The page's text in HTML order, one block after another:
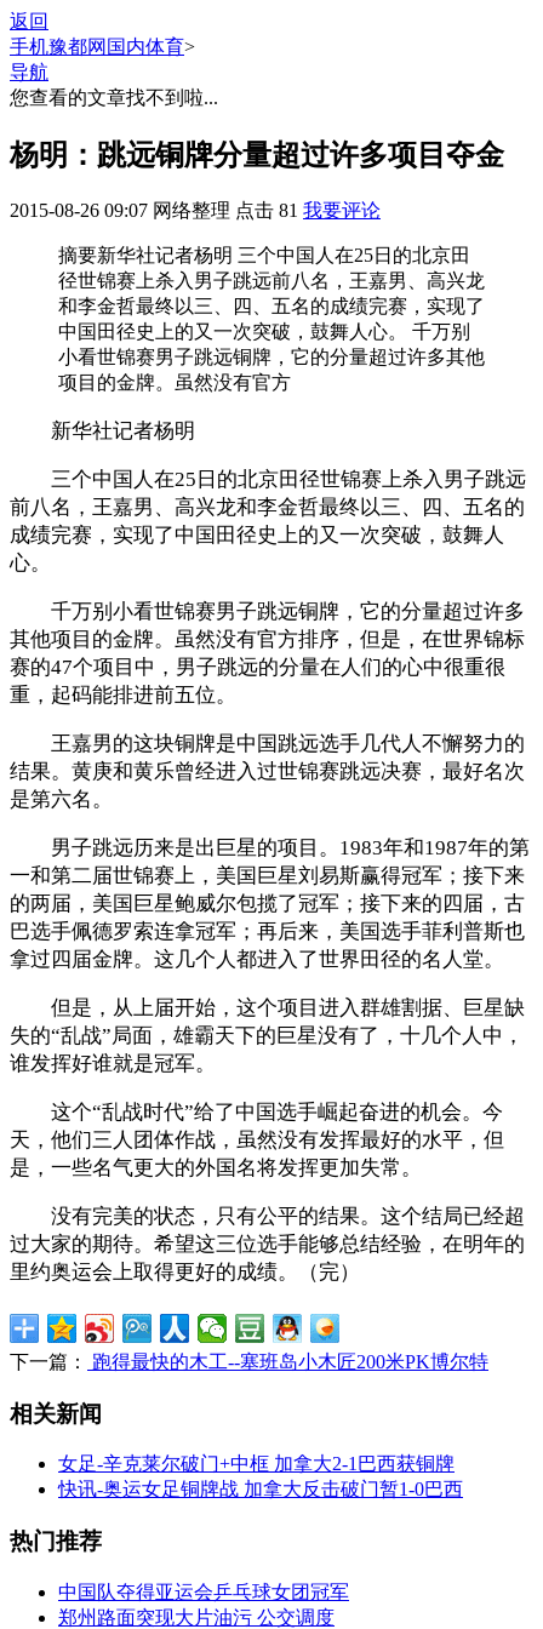
返回
手机豫都网 国内体育>
导航
您查看的文章找不到啦...
杨明：跳远铜牌分量超过许多项目夺金
2015-08-26 09:07 网络整理 点击 81 我要评论
摘要新华社记者杨明 三个中国人在25日的北京田
径世锦赛上杀入男子跳远前八名，王嘉男、高兴龙
和李金哲最终以三、四、五名的成绩完赛，实现了
中国田径史上的又一次突破，鼓舞人心。 千万别
小看世锦赛男子跳远铜牌，它的分量超过许多其他
项目的金牌。虽然没有官方
新华社记者杨明
三个中国人在25日的北京田径世锦赛上杀入男子跳远
前八名，王嘉男、高兴龙和李金哲最终以三、四、五名的
成绩完赛，实现了中国田径史上的又一次突破，鼓舞人
心。
千万别小看世锦赛男子跳远铜牌，它的分量超过许多
其他项目的金牌。虽然没有官方排序，但是，在世界锦标
赛的47个项目中，男子跳远的分量在人们的心中很重很
重，起码能排进前五位。
王嘉男的这块铜牌是中国跳远选手几代人不懈努力的
结果。黄庚和黄乐曾经进入过世锦赛跳远决赛，最好名次
是第六名。
男子跳远历来是出巨星的项目。1983年和1987年的第
一和第二届世锦赛上，美国巨星刘易斯赢得冠军；接下来
的两届，美国巨星鲍威尔包揽了冠军；接下来的四届，古
巴选手佩德罗索连拿冠军；再后来，美国选手菲利普斯也
拿过四届金牌。这几个人都进入了世界田径的名人堂。
但是，从上届开始，这个项目进入群雄割据、巨星缺
失的“乱战”局面，雄霸天下的巨星没有了，十几个人中，
谁发挥好谁就是冠军。
这个“乱战时代”给了中国选手崛起奋进的机会。今
天，他们三人团体作战，虽然没有发挥最好的水平，但
是，一些名气更大的外国名将发挥更加失常。
没有完美的状态，只有公平的结果。这个结局已经超
过大家的期待。希望这三位选手能够总结经验，在明年的
里约奥运会上取得更好的成绩。（完）
下一篇： 跑得最快的木工--塞班岛小木匠200米PK博尔特
相关新闻
女足-辛克莱尔破门+中框 加拿大2-1巴西获铜牌
快讯-奥运女足铜牌战 加拿大反击破门暂1-0巴西
热门推荐
中国队夺得亚运会乒乓球女团冠军
郑州路面突现大片油污 公交调度